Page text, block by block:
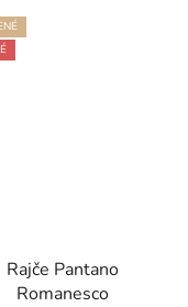
Rajče Pantano
Romanesco